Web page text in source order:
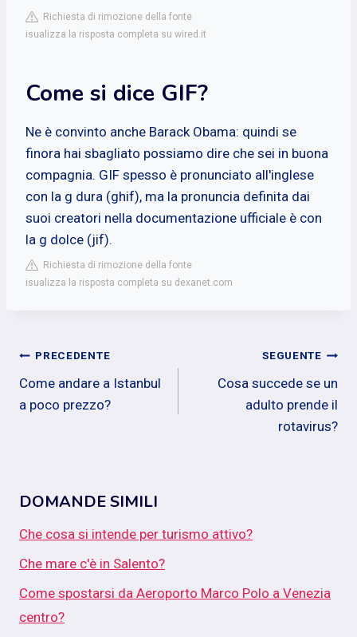
Richiesta di rimozione della fonte
isualizza la risposta completa su wired.it
Come si dice GIF?
Ne è convinto anche Barack Obama: quindi se
finora hai sbagliato possiamo dire che sei in buona
compagnia. GIF spesso è pronunciato all'inglese
con la g dura (ghif), ma la pronuncia definita dai
suoi creatori nella documentazione ufficiale è con
la g dolce (jif).
Richiesta di rimozione della fonte
isualizza la risposta completa su dexanet.com
Navigazione
articoli
PRECEDENTE
Come andare a Istanbul
a poco prezzo?
SEGUENTE
Cosa succede se un
adulto prende il
rotavirus?
DOMANDE SIMILI
Che cosa si intende per turismo attivo?
Che mare c'è in Salento?
Come spostarsi da Aeroporto Marco Polo a Venezia
centro?